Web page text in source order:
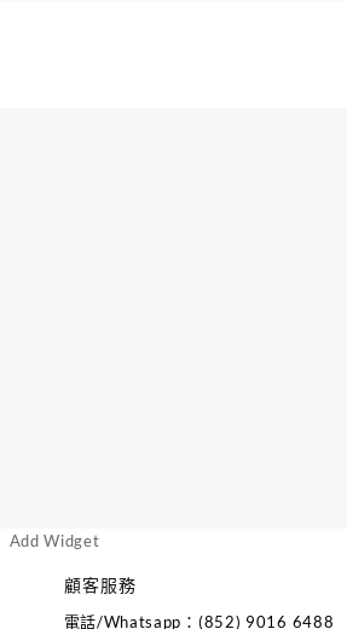
Add Widget
顧客服務
電話/Whatsapp：(852) 9016 6488